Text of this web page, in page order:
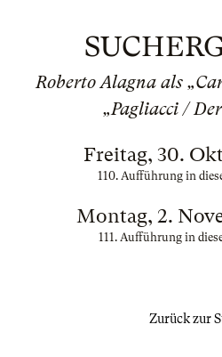
Roberto Alagna als
„Pagliacci /
Freitag, 30.
110. Aufführung in
Montag, 2.
111. Aufführung in
Zurück zur